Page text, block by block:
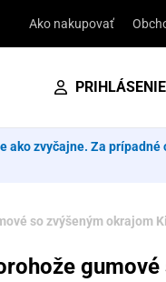
Ako nakupovať
zvyčajne. Za
so zvýšeným okrajom
gumové